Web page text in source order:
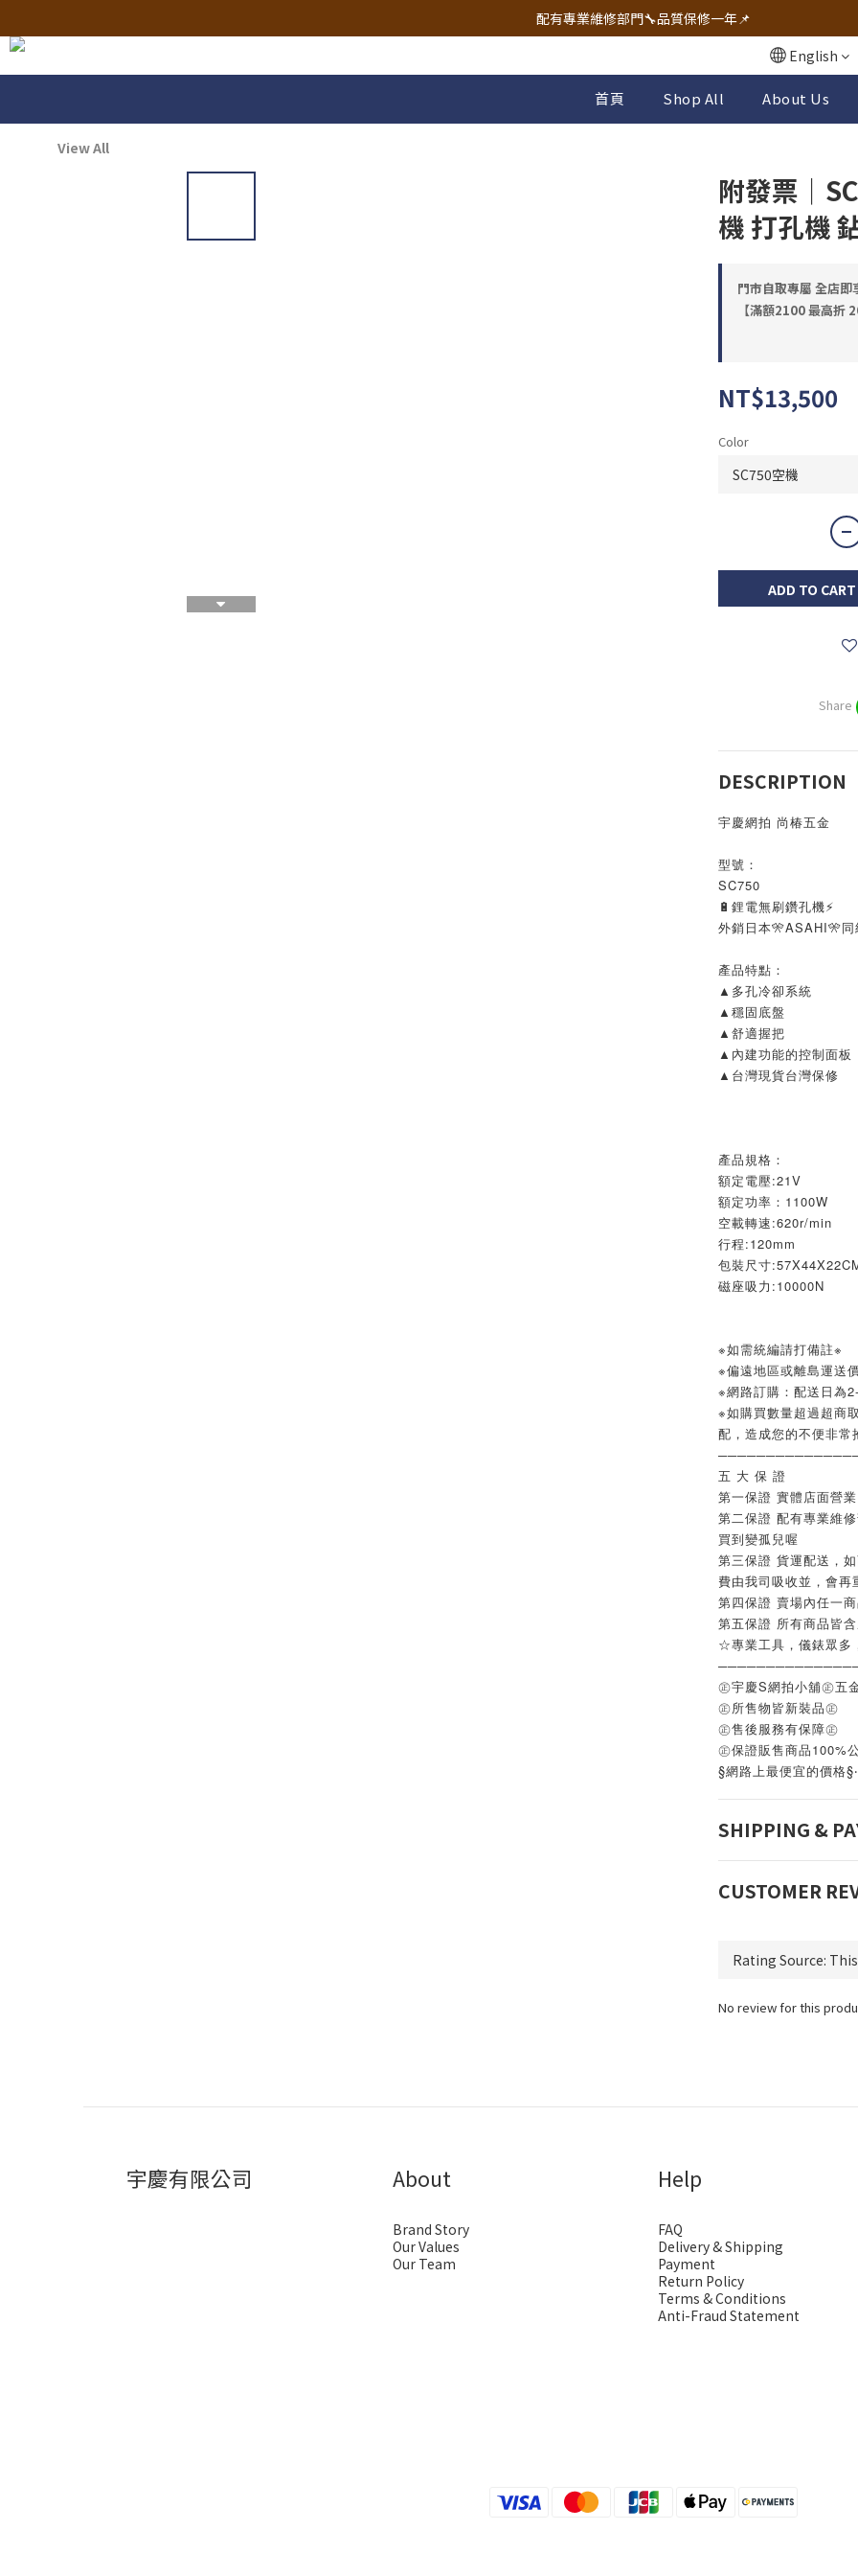
🔧電動工具&五金唯一首選 宇慶五金網拍🔧
配有專業維修部門🔧品質保修一年📌
🔧電動工具&五金唯一首選 宇慶五金網拍🔧
English
首頁 Shop All About Us
View All
附發票｜
機 打孔機
門市自取專屬 全店
【滿額2100 最高
NT$13,500
Color
ADD TO CART
Share
DESCRIPTION
宇慶網拍 尚椿五金
型號：
SC750
🔋鋰電無刷鑽孔機⚡
外銷日本🎌ASAHI🎌同
產品特點：
▲多孔冷卻系統
▲穩固底盤
▲舒適握把
▲內建功能的控制面板
▲台灣現貨台灣保修
產品規格：
額定電壓:21V
額定功率：1100W
空載轉速:620r/min
行程:120mm
包裝尺寸
磁座吸力:10000N
※如需統編請打備註※
※偏遠地區或離島運送
※網路訂購：配送日為
※如購買數量超過超商
配，造成您的不便非常
五 大 保 證
第一保證 實體店面營
第二保證 配有專業維
買到變孤兒喔
第三保證 貨運配送，
費由我司吸收並，會再
第四保證 賣場內任一
第五保證 所有商品皆
☆專業工具，儀錶眾多
㊣宇慶S網拍小舖㊣五
㊣所售物皆新裝品㊣
㊣售後服務有保障㊣
㊣保證販售商品100%
§網路上最便宜的價格
SHIPPING &
CUSTOMER
No review for this
宇慶有限公司 About
Brand Story
Our Values
Our Team
Help
FAQ
Delivery & Shipping
Payment
Return Policy
Terms & Conditions
Anti-Fraud Statement